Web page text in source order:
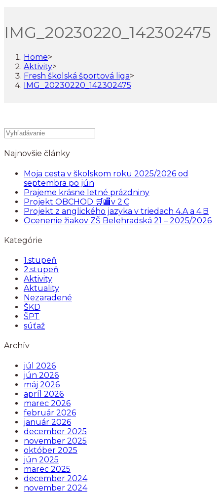
IMG_20230220_142302475
Home>
Aktivity>
Fresh školská športová liga>
IMG_20230220_142302475
Najnovšie články
Moja cesta v školskom roku 2025/2026 od
septembra po jún
Prajeme krásne letné prázdniny
Projekt OBCHOD 🛒🏬v 2.C
Projekt z anglického jazyka v triedach 4.A a 4.B
Ocenenie žiakov ZŠ Belehradská 21 – 2025/2026
Kategórie
1.stupeň
2.stupeň
Aktivity
Aktuality
Nezaradené
ŠKD
ŠPT
súťaž
Archív
júl 2026
jún 2026
máj 2026
apríl 2026
marec 2026
február 2026
január 2026
december 2025
november 2025
október 2025
jún 2025
marec 2025
december 2024
november 2024